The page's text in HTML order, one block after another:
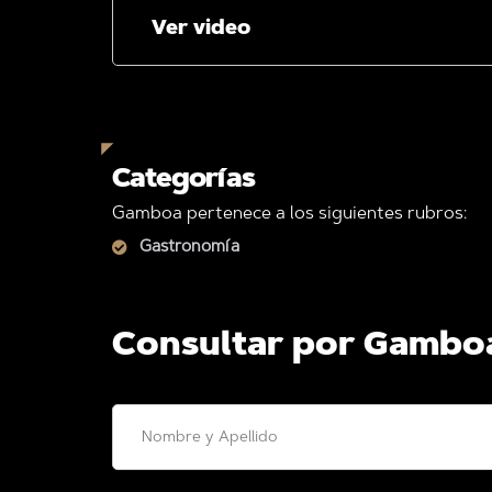
Ver video
Categorías
Gamboa pertenece a los siguientes rubros:
Gastronomía
Consultar por